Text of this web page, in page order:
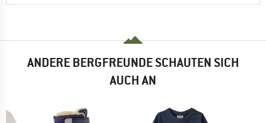
ANDERE BERGFREUNDE SCHAUTEN SICH
AUCH AN